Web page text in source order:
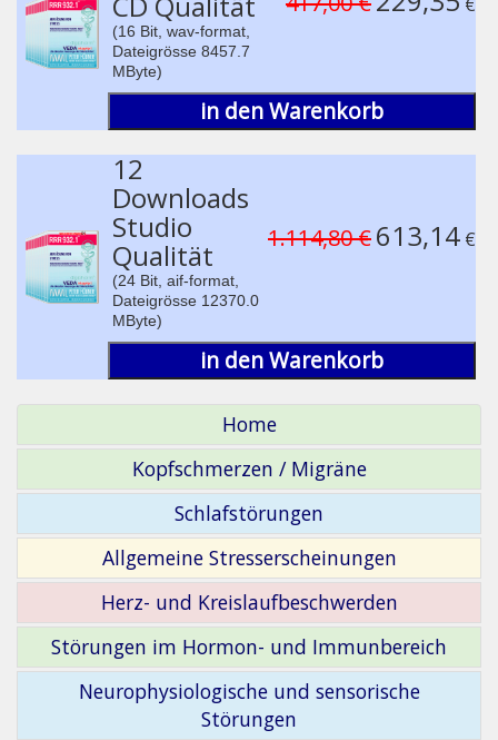
(16 Bit, wav-format,
Dateigrösse 8457.7
MByte)
in den Warenkorb
12
Downloads
Studio
Qualität
(24 Bit, aif-format,
Dateigrösse 12370.0
MByte)
1.114,80 €613,14 €
in den Warenkorb
Home
Kopfschmerzen / Migräne
Schlafstörungen
Allgemeine Stresserscheinungen
Herz- und Kreislaufbeschwerden
Störungen im Hormon- und Immunbereich
Neurophysiologische und sensorische
Störungen